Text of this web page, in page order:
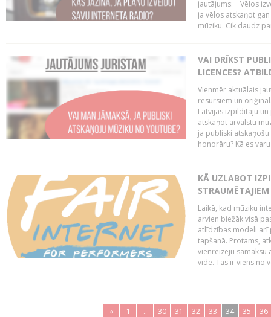
jautājums: Vēlos
ja vēlos atskaņot
mūziku. Cik daudz
VAI DRĪKST
LICENCES?
Vienmēr aktuālais
resursiem un
Latvijas izpildītāju
atskaņot ārvalstu
ja publiski
honorāru? Kā es
KĀ UZLABOT
Laikā, kad mūziku
arvien biežāk visā
atlīdzības modeli arī
tapšanā. Protams,
vienreizēju
vidē. Tas ir viens no
« 1 .. 30 31 32 33 34 35 36